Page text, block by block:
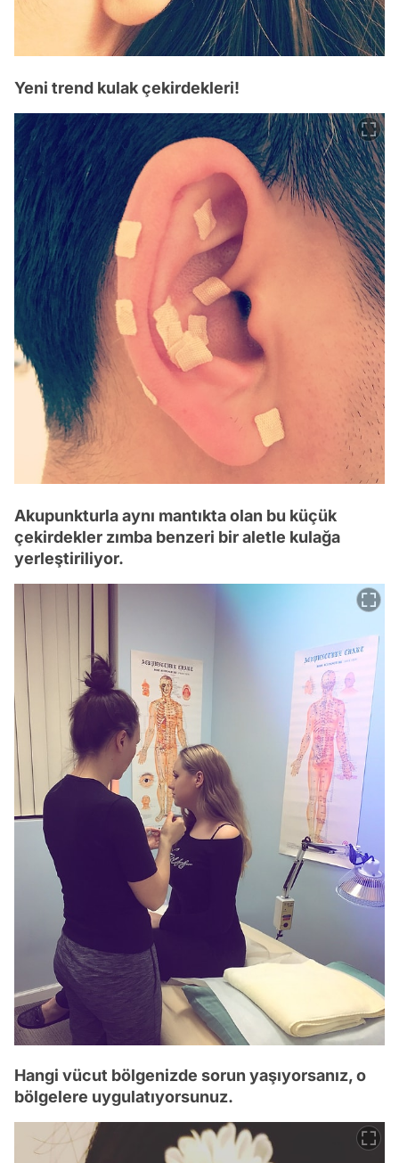
Yeni trend kulak çekirdekleri!
Akupunkturla aynı mantıkta olan bu küçük
çekirdekler zımba benzeri bir aletle kulağa
yerleştiriliyor.
Hangi vücut bölgenizde sorun yaşıyorsanız, o
bölgelere uygulatıyorsunuz.